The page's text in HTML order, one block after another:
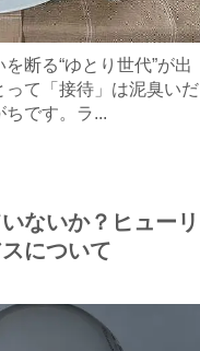
断る“ゆとり世代”が出
て「接待」は泥臭いだ
です。ラ...
ないか？ヒューリ
について